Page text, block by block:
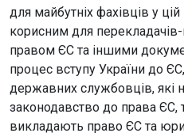
для майбутніх фахівців у
корисним для
правом ЄС та іншими
процес вступу України до
державних службовців, які
законодавство до права ЄС,
викладають право ЄС та